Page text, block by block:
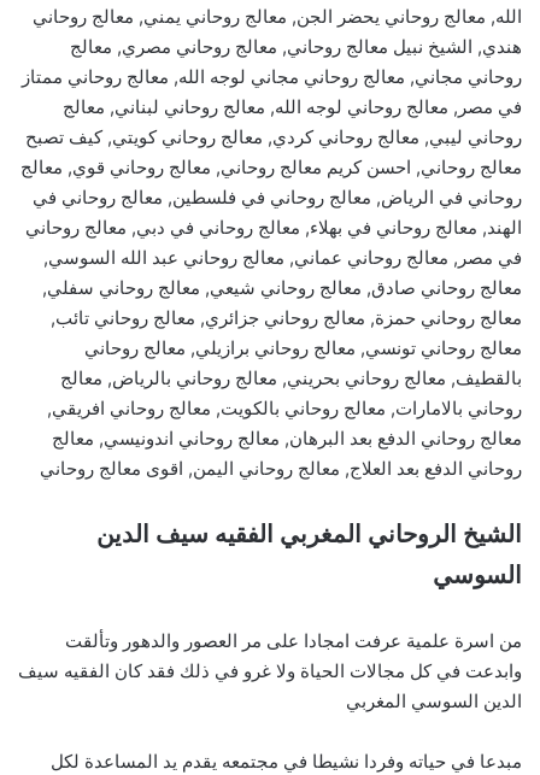
الله, معالج روحاني يحضر الجن, معالج روحاني يمني, معالج روحاني
هندي, الشيخ نبيل معالج روحاني, معالج روحاني مصري, معالج
روحاني مجاني, معالج روحاني مجاني لوجه الله, معالج روحاني ممتاز
في مصر, معالج روحاني لوجه الله, معالج روحاني لبناني, معالج
روحاني ليبي, معالج روحاني كردي, معالج روحاني كويتي, كيف تصبح
معالج روحاني, احسن كريم معالج روحاني, معالج روحاني قوي, معالج
روحاني في الرياض, معالج روحاني في فلسطين, معالج روحاني في
الهند, معالج روحاني في بهلاء, معالج روحاني في دبي, معالج روحاني
في مصر, معالج روحاني عماني, معالج روحاني عبد الله السوسي,
معالج روحاني صادق, معالج روحاني شيعي, معالج روحاني سفلي,
معالج روحاني حمزة, معالج روحاني جزائري, معالج روحاني تائب,
معالج روحاني تونسي, معالج روحاني برازيلي, معالج روحاني
بالقطيف, معالج روحاني بحريني, معالج روحاني بالرياض, معالج
روحاني بالامارات, معالج روحاني بالكويت, معالج روحاني افريقي,
معالج روحاني الدفع بعد البرهان, معالج روحاني اندونيسي, معالج
روحاني الدفع بعد العلاج, معالج روحاني اليمن, اقوى معالج روحاني
الشيخ الروحاني المغربي الفقيه سيف الدين
السوسي
من اسرة علمية عرفت امجادا على مر العصور والدهور وتألقت
وابدعت في كل مجالات الحياة ولا غرو في ذلك فقد كان الفقيه سيف
الدين السوسي المغربي
مبدعا في حياته وفردا نشيطا في مجتمعه يقدم يد المساعدة لكل